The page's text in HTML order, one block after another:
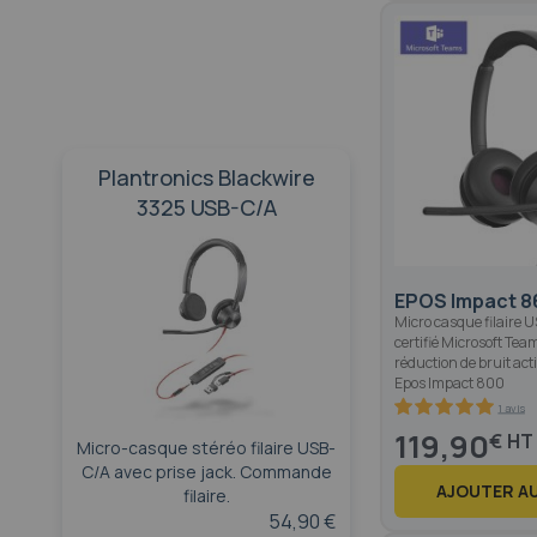
EPOS Impact
Micro casque filaire
certifié Microsoft
réduction de bruit
Epos Impact 800
1 avis
119,90€
AJOUTER
Plantronics Blackwire
3325 USB-C/A
Micro-casque stéréo filaire USB-
C/A avec prise jack. Commande
filaire.
54,90 €